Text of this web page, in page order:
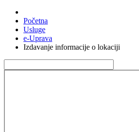
Početna
Usluge
e-Uprava
Izdavanje informacije o lokaciji